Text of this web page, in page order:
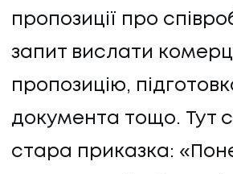
пропозиції про
запит вислати
пропозицію,
документа тощо. Тут
стара приказка: